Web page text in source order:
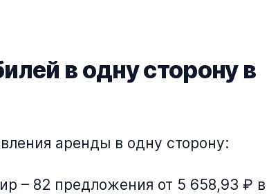
в одну сторону в
аренды в одну сторону:
– 82 предложения от 5 658,93 ₽ в